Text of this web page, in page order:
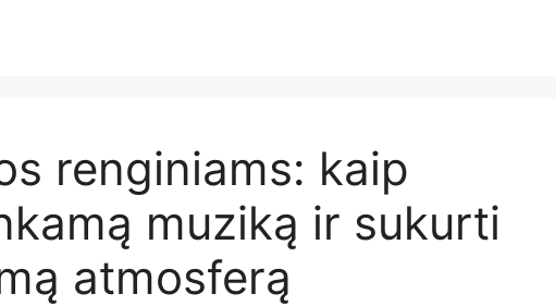
renginiams: kaip
muziką ir sukurti
atmosferą